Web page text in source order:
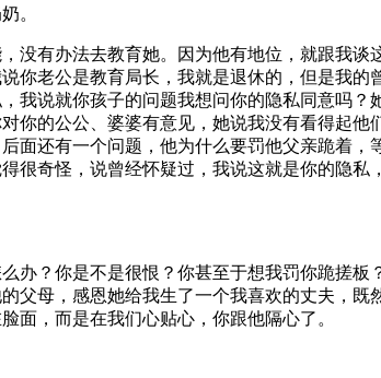
。
没有办法去教育她。因为他有地位，就跟我
你老公是教育局长，我就是退休的，但是我
我说就你孩子的问题我想问你的隐私同意吗
你的公公、婆婆有意见，她说我没有看得起
面还有一个问题，他为什么要罚他父亲跪着
很奇怪，说曾经怀疑过，我说这就是你的隐
办？你是不是很恨？你甚至于想我罚你跪搓
父母，感恩她给我生了一个我喜欢的丈夫，
面，而是在我们心贴心，你跟他隔心了。